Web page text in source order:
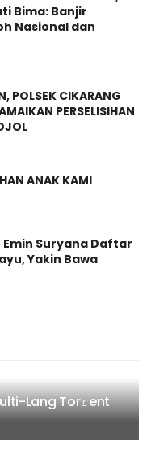
Bima: Banjir
Nasional dan
POLSEK CIKARANG
PERSELISIHAN
ANAK KAMI
Emin Suryana Daftar
Yakin Bawa
Lang Tor𝚛ent